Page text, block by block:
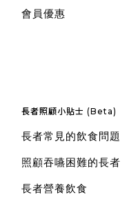
會員優惠
長者照顧小貼士 (Beta)
長者常見的飲食問題
照顧吞嚥困難的長者
長者營養飲食